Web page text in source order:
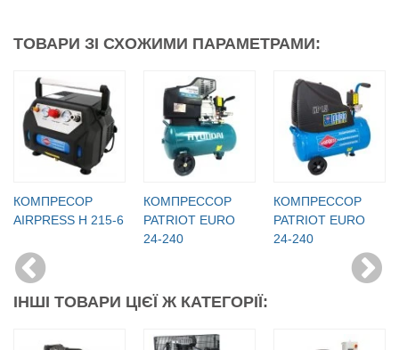
ТОВАРИ ЗІ СХОЖИМИ ПАРАМЕТРАМИ:
КОМПРЕСОР
AIRPRESS H 215-6
КОМПРЕССОР
PATRIOT EURO
24-240
КОМПРЕССОР
PATRIOT EURO
24-240
ІНШІ ТОВАРИ ЦІЄЇ Ж КАТЕГОРІЇ: